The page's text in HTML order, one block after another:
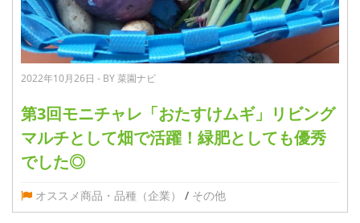
2022年10月26日 - BY 菜園ナビ
第3回モニチャレ「おたすけムギ」リビング
マルチとして畑で活躍！緑肥としても優秀
でした◎
オススメ商品・品種（企業） / その他